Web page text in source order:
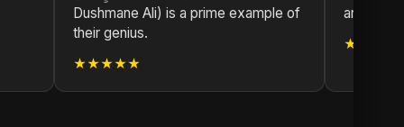
Dushmane Ali) is a prime example of
their genius.
★★★★★
artist.